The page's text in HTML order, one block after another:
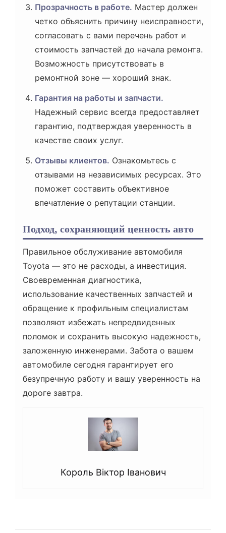
Прозрачность в работе. Мастер должен
четко объяснить причину неисправности,
согласовать с вами перечень работ и
стоимость запчастей до начала ремонта.
Возможность присутствовать в
ремонтной зоне — хороший знак.
Гарантия на работы и запчасти.
Надежный сервис всегда предоставляет
гарантию, подтверждая уверенность в
качестве своих услуг.
Отзывы клиентов. Ознакомьтесь с
отзывами на независимых ресурсах. Это
поможет составить объективное
впечатление о репутации станции.
Подход, сохраняющий ценность авто
Правильное обслуживание автомобиля
Toyota — это не расходы, а инвестиция.
Своевременная диагностика,
использование качественных запчастей и
обращение к профильным специалистам
позволяют избежать непредвиденных
поломок и сохранить высокую надежность,
заложенную инженерами. Забота о вашем
автомобиле сегодня гарантирует его
безупречную работу и вашу уверенность на
дороге завтра.
Король Віктор Іванович